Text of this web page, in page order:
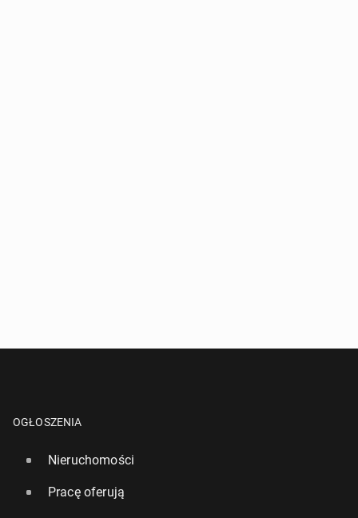
OGŁOSZENIA
Nieruchomości
Pracę oferują